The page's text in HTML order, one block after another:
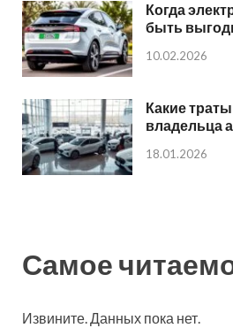
Когда
быть
10.02.2026
Какие
владельца
18.01.2026
Самое
Извините. Данных пока нет.